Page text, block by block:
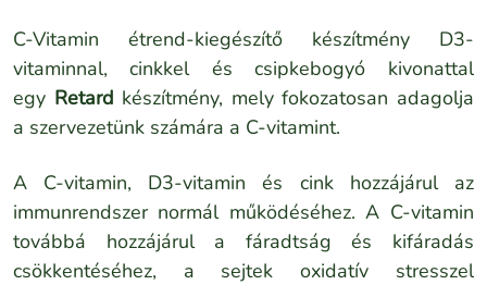
C-Vitamin étrend-kiegészítő készítmény D3-
vitaminnal, cinkkel és csipkebogyó kivonattal
egy Retard készítmény, mely fokozatosan adagolja
a szervezetünk számára a C-vitamint.
A C-vitamin, D3-vitamin és cink hozzájárul az
immunrendszer normál működéséhez. A C-vitamin
továbbá hozzájárul a fáradtság és kifáradás
csökkentéséhez, a sejtek oxidatív stresszel